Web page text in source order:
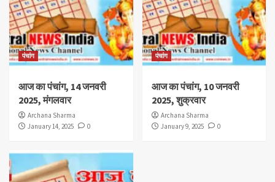
पंचांग
आज का पंचांग, 14 जनवरी
2025, मंगलवार
Archana Sharma
January 14, 2025
0
पंचांग
आज का पंचांग, 10 जनवरी
2025, शुक्रवार
Archana Sharma
January 9, 2025
0